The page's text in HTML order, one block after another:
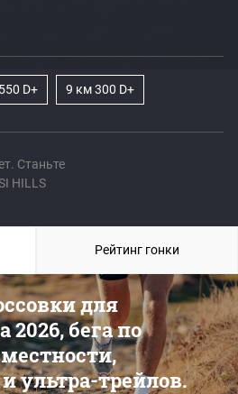
Станьте
HILLS
D+ 9 км 300 D+
для
2026, бега по
ультра-трейлов.
Рейтинг гонки